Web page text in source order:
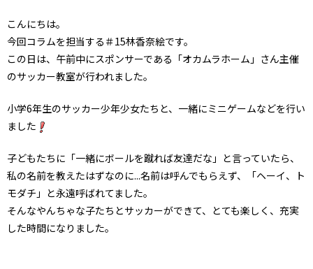
こんにちは。
今回コラムを担当する＃15林香奈絵です。
この日は、午前中にスポンサーである「オカムラホーム」さん主催
のサッカー教室が行われました。
小学6年生のサッカー少年少女たちと、一緒にミニゲームなどを行い
ました
子どもたちに「一緒にボールを蹴れば友達だな」と言っていたら、
私の名前を教えたはずなのに...名前は呼んでもらえず、「ヘーイ、ト
モダチ」と永遠呼ばれてました。
そんなやんちゃな子たちとサッカーができて、とても楽しく、充実
した時間になりました。